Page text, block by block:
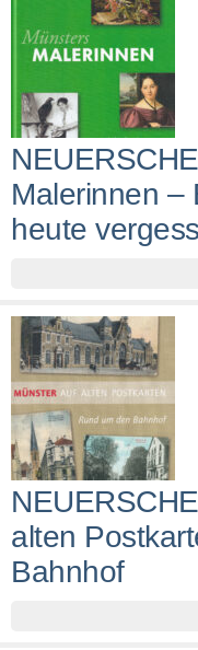
Malerinnen –
heute
alten
Bahnhof